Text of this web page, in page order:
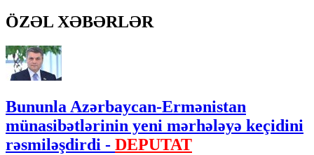
ÖZƏL XƏBƏRLƏR
Bununla Azərbaycan-Ermənistan
münasibətlərinin yeni mərhələyə keçidini
rəsmiləşdirdi - DEPUTAT